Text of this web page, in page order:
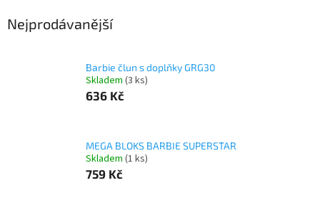
Nejprodávanější
Barbie člun s doplňky GRG30
Skladem (3 ks)
636 Kč
MEGA BLOKS BARBIE SUPERSTAR
Skladem (1 ks)
759 Kč